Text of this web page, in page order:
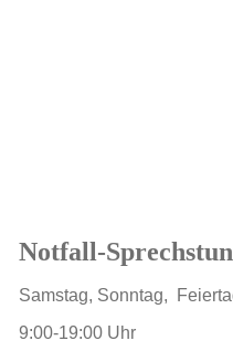
Notfall-
Samstag, Sonntag,
9:00-19:00 Uhr